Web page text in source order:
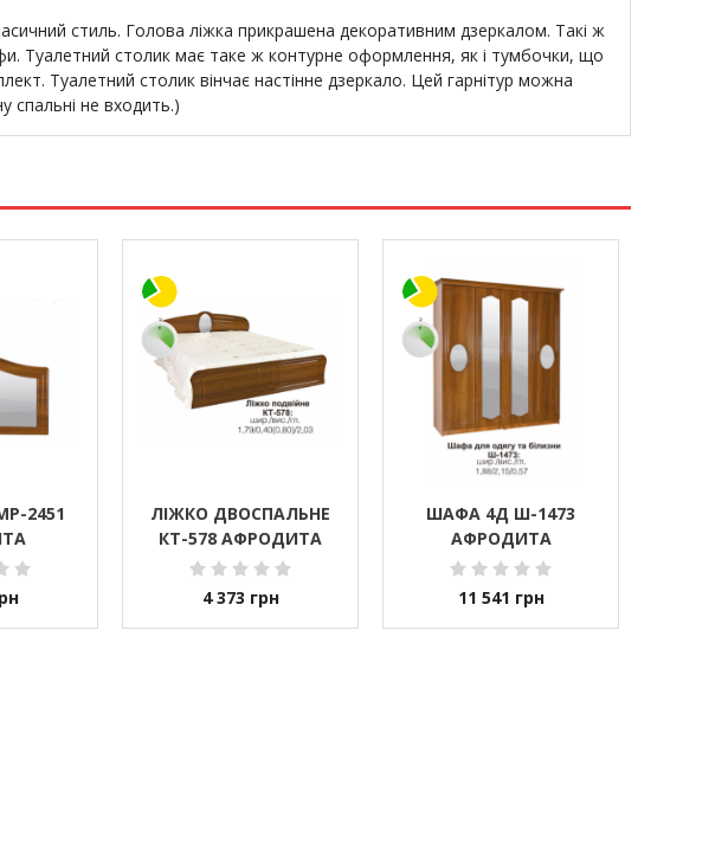
стиль. Голова ліжка прикрашена декоративним дзеркалом. Такі ж
Туалетний столик має таке ж контурне оформлення, як і тумбочки, що
Туалетний столик вінчає настінне дзеркало. Цей гарнітур можна
спальні не входить.)
2451
ЛІЖКО ДВОСПАЛЬНЕ
КТ-578 АФРОДИТА
4 373 грн
ШАФА 4Д Ш-1473
АФРОДИТА
11 541 грн